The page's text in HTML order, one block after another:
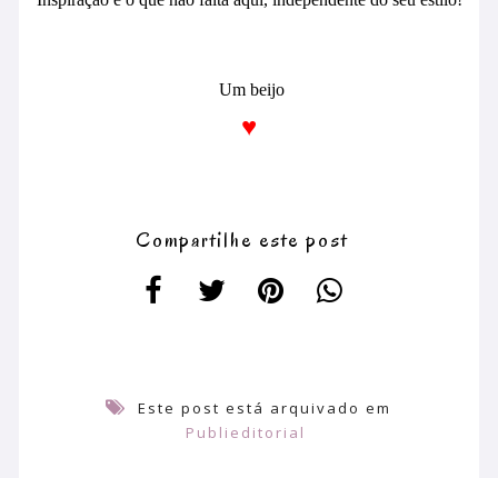
Um beijo
♥
Compartilhe este post
Este post está arquivado em
Publieditorial